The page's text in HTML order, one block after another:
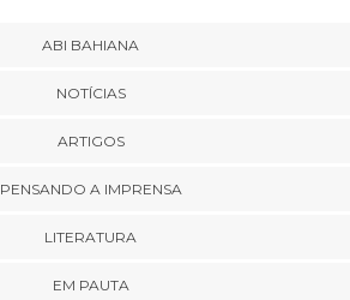
ABI BAHIANA
NOTÍCIAS
ARTIGOS
PENSANDO A IMPRENSA
LITERATURA
EM PAUTA